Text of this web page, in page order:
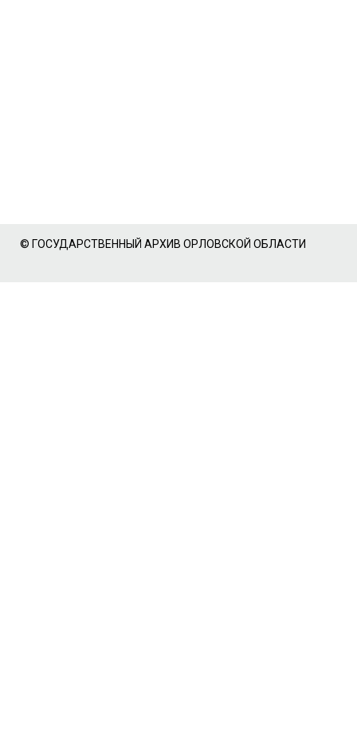
© ГОСУДАРСТВЕННЫЙ АРХИВ ОРЛОВСКОЙ ОБЛАСТИ